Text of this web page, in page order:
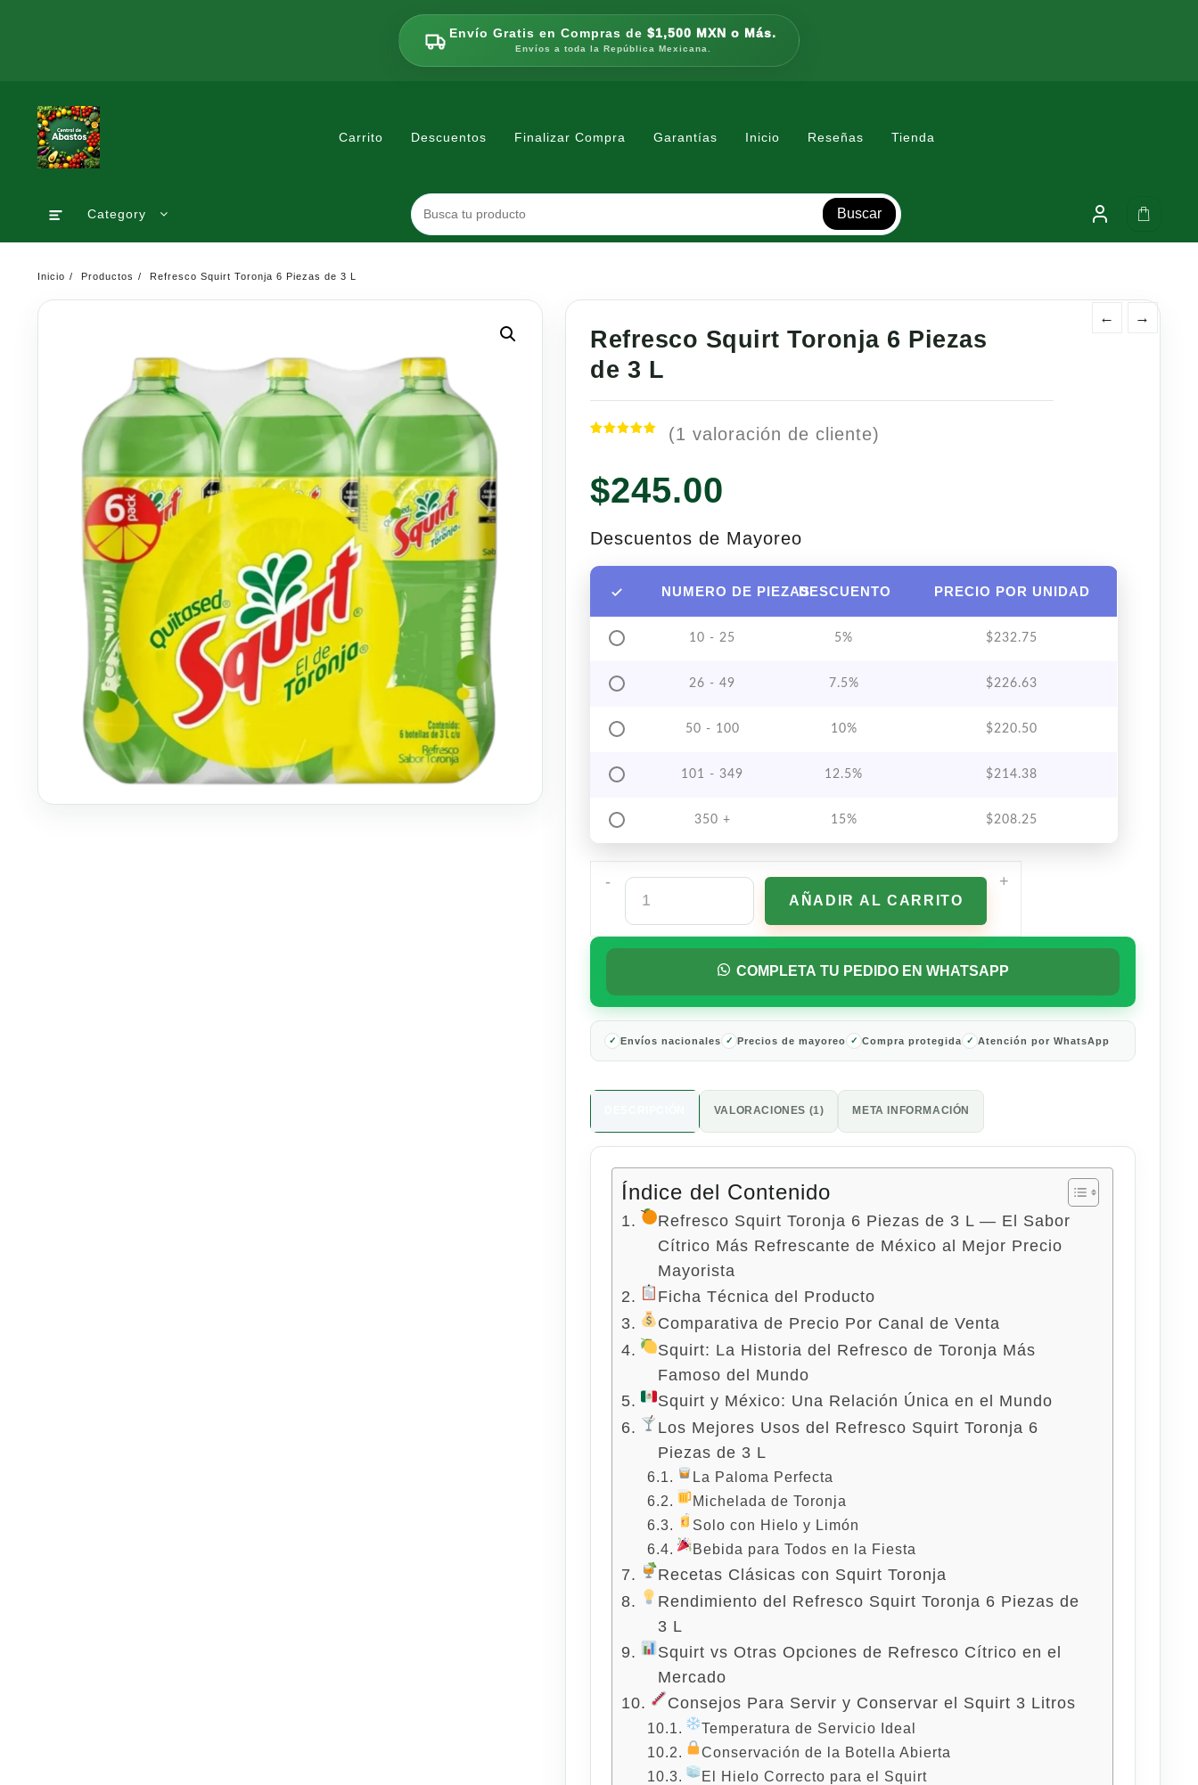
Envío Gratis en Compras de $1,500 MXN o Más.
Envíos a toda la República Mexicana.
Carrito Descuentos Finalizar Compra Garantías Inicio Reseñas Tienda
Category Buscar
Inicio Productos Refresco Squirt Toronja 6 Piezas de 3 L
← →
Refresco Squirt Toronja 6 Piezas
de 3 L
de 5 en
base a
valoración
cliente
(1 valoración de cliente)
$245.00
Descuentos de Mayoreo
NUMERO DE PIEZASDESCUENTO PRECIO POR UNIDAD
10 - 25 5% $232.75
26 - 49 7.5% $226.63
50 - 100 10% $220.50
101 - 349 12.5% $214.38
350 + 15% $208.25
-
Refresco
Squirt
Toronja
6
3
L
cantidad
AÑADIR AL CARRITO
+
COMPLETA TU PEDIDO EN WHATSAPP
Envíos nacionales Precios de mayoreo Compra protegida Atención por WhatsApp
VALORACIONES (1) META INFORMACIÓN
Índice del Contenido
Refresco Squirt Toronja 6 Piezas de 3 L — El Sabor
Cítrico Más Refrescante de México al Mejor Precio
Mayorista
Ficha Técnica del Producto
Comparativa de Precio Por Canal de Venta
Squirt: La Historia del Refresco de Toronja Más
Famoso del Mundo
Squirt y México: Una Relación Única en el Mundo
Los Mejores Usos del Refresco Squirt Toronja 6
Piezas de 3 L
La Paloma Perfecta
Michelada de Toronja
Solo con Hielo y Limón
Bebida para Todos en la Fiesta
Recetas Clásicas con Squirt Toronja
Rendimiento del Refresco Squirt Toronja 6 Piezas de
3 L
Squirt vs Otras Opciones de Refresco Cítrico en el
Mercado
Consejos Para Servir y Conservar el Squirt 3 Litros
Temperatura de Servicio Ideal
Conservación de la Botella Abierta
El Hielo Correcto para el Squirt